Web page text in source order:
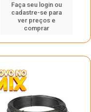
Faça seu login ou
cadastre-se para
ver preços e
comprar